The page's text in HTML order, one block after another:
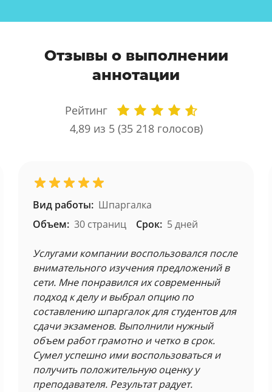
Отзывы о выполнении
аннотации
Рейтинг
4,89 из 5 (35 218голосов)
Вид работы: Шпаргалка
Объем: 30 страниц Срок: 5 дней
Услугами компании воспользовался после
внимательного изучения предложений в
сети. Мне понравился их современный
подход к делу и выбрал опцию по
составлению шпаргалок для студентов для
сдачи экзаменов. Выполнили нужный
объем работ грамотно и четко в срок.
Сумел успешно ими воспользоваться и
получить положительную оценку у
преподавателя. Результат радует.